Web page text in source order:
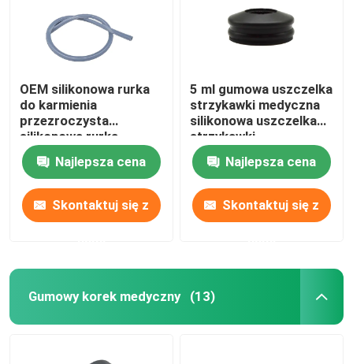
OEM silikonowa rurka
do karmienia
przezroczysta
silikonowa rurka
żołądkowa
Najlepsza cena
Skontaktuj się z
5 ml gumowa uszczelka
strzykawki medyczna
silikonowa uszczelka
strzykawki
Najlepsza cena
Skontaktuj się z
Gumowy korek medyczny (13)